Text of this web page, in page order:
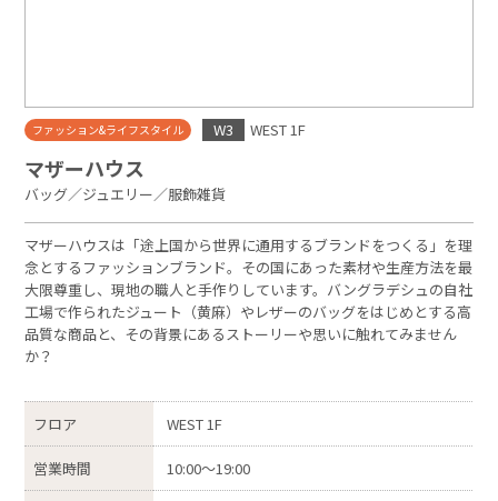
ファッション&ライフスタイル W3 WEST 1F
マザーハウス
バッグ／ジュエリー／服飾雑貨
マザーハウスは「途上国から世界に通用するブランドをつくる」を理
念とするファッションブランド。その国にあった素材や生産方法を最
大限尊重し、現地の職人と手作りしています。バングラデシュの自社
工場で作られたジュート（黄麻）やレザーのバッグをはじめとする高
品質な商品と、その背景にあるストーリーや思いに触れてみません
か？
フロア WEST 1F
営業時間 10:00〜19:00